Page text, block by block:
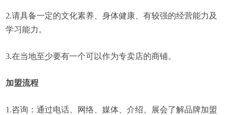
2.请具备一定的文化素养、身体健康、有较强的经营能力及
学习能力。
3.在当地至少要有一个可以作为专卖店的商铺。
加盟流程
1.咨询：通过电话、网络、媒体、介绍、展会了解品牌加盟